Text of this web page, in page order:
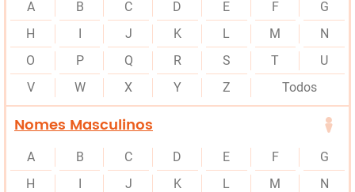
A B C D E F
G
H
I J K L M
N
O
P Q R S T
U
V
W X Y Z Todos
Nomes Masculinos
A B C D E F
G
H
I J K L M
N